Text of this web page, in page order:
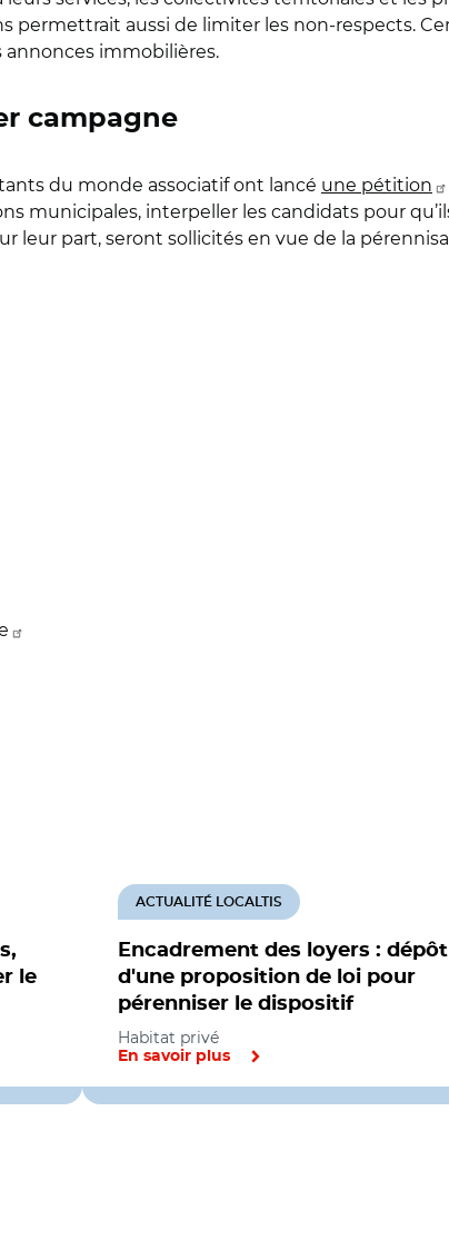
permettrait aussi de limiter les non-respects.
annonces immobilières.
campagne
du monde associatif ont lancé une pétition
municipales, interpeller les candidats pour
leur part, seront sollicités en vue de la
le
Encadrement des loyers : dépôt
d'une proposition de loi pour
pérenniser le dispositif
ACTUALITÉ LOCALTIS
Habitat privé
En savoir plus